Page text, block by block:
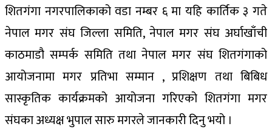
शितगंगा नगरपालिकाको वडा नम्बर ६ मा यहि कार्तिक ३ गते
नेपाल मगर संघ जिल्ला समिति, नेपाल मगर संघ अर्घाखाँची
काठमाडौ सम्पर्क समिति तथा नेपाल मगर संघ शितगंगाको
आयोजनामा मगर प्रतिभा सम्मान , प्रशिक्षण तथा बिबिध
सास्कृतिक कार्यक्रमको आयोजना गरिएको शितगंगा मगर
संघका अध्यक्ष भुपाल सारु मगरले जानकारी दिनु भयो ।